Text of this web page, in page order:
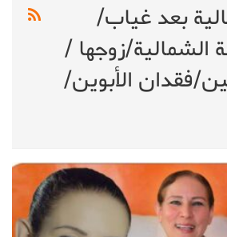
بعد غياب/
الشمالية/زوجها /
فقدان الأبوين/